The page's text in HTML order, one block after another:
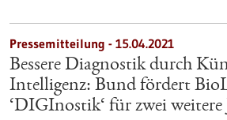
Pressemitteilung - 15.04.2021
Bessere Diagnostik durch
Intelligenz: Bund fördert
‘DIGInostik‘ für zwei weitere